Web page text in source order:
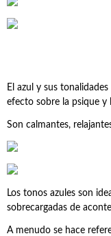
El azul y sus
efecto sobre la psique y
Son calmantes,
Los tonos azules son
sobrecargadas de
A menudo se hace